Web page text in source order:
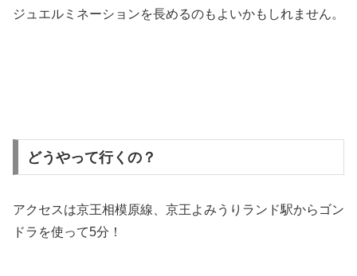
ジュエルミネーションを長めるのもよいかもしれません。
どうやって行くの？
アクセスは京王相模原線、京王よみうりランド駅からゴン
ドラを使って5分！